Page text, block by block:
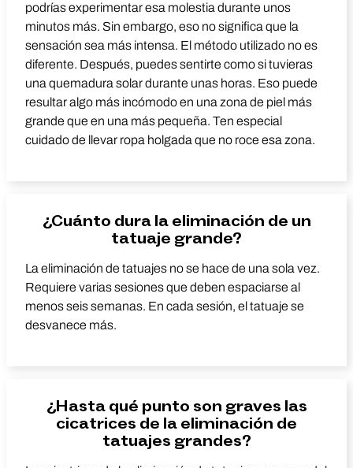
podrías experimentar esa molestia durante unos
minutos más. Sin embargo, eso no significa que la
sensación sea más intensa. El método utilizado no es
diferente. Después, puedes sentirte como si tuvieras
una quemadura solar durante unas horas. Eso puede
resultar algo más incómodo en una zona de piel más
grande que en una más pequeña. Ten especial
cuidado de llevar ropa holgada que no roce esa zona.
¿Cuánto dura la eliminación de un
tatuaje grande?
La eliminación de tatuajes no se hace de una sola vez.
Requiere varias sesiones que deben espaciarse al
menos seis semanas. En cada sesión, el tatuaje se
desvanece más.
¿Hasta qué punto son graves las
cicatrices de la eliminación de
tatuajes grandes?